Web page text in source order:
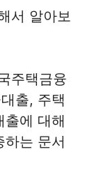
서 알아보
주택금융
출, 주택
에 대해
는 문서